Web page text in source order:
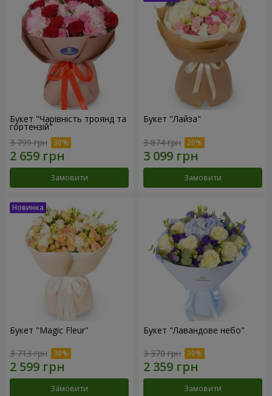
Букет "Чарівність троянд та
гортензій"
3 799 грн
Замовити
Букет "Лайза"
3 874 грн
Замовити
Букет "Magic Fleur"
3 713 грн
Замовити
Букет "Лавандове небо"
3 370 грн
Замовити